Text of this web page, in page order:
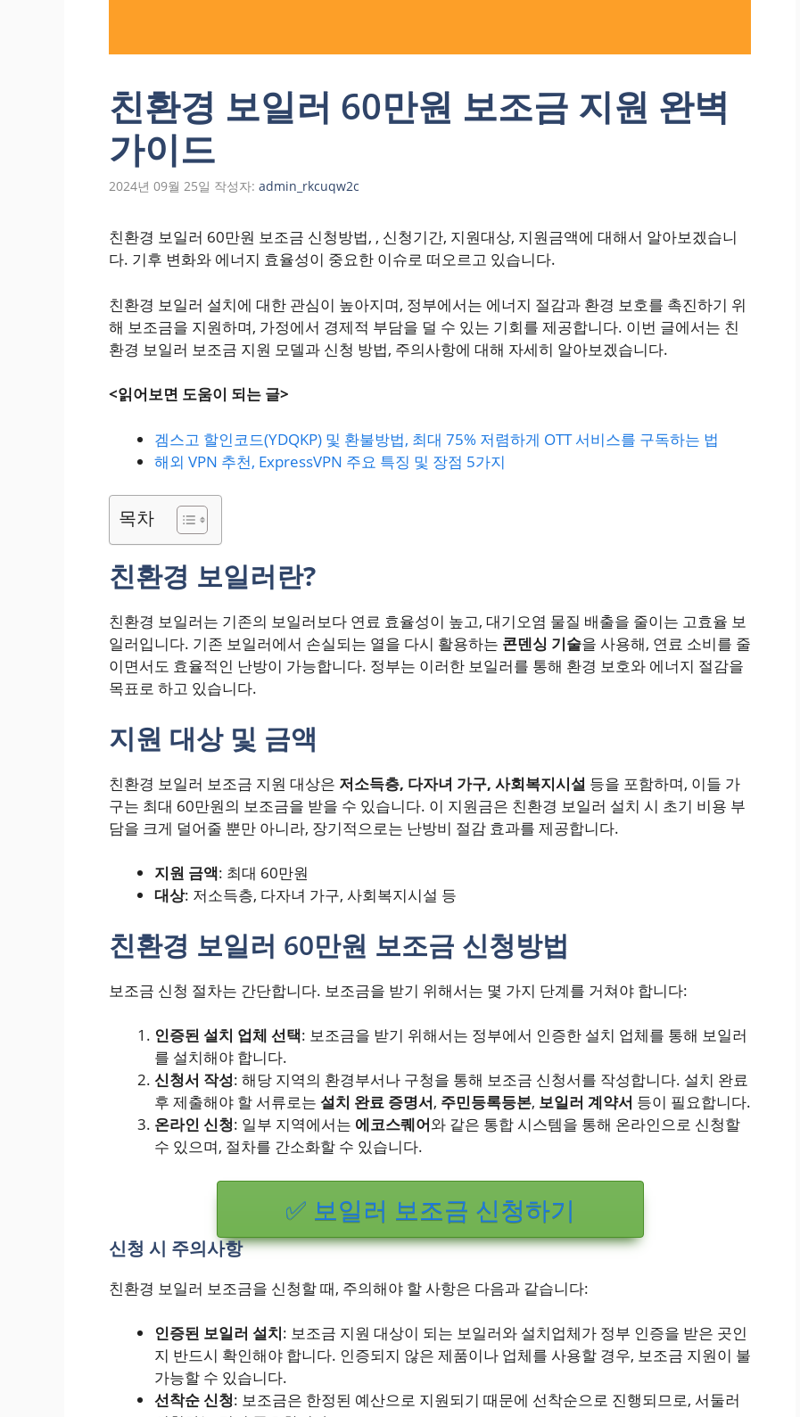
친환경 보일러 60만원 보조금 지원 완벽
가이드
2024년 09월 25일 작성자: admin_rkcuqw2c
친환경 보일러 60만원 보조금 신청방법, , 신청기간, 지원대상, 지원금액에 대해서 알아보겠습니
다. 기후 변화와 에너지 효율성이 중요한 이슈로 떠오르고 있습니다.
친환경 보일러 설치에 대한 관심이 높아지며, 정부에서는 에너지 절감과 환경 보호를 촉진하기 위
해 보조금을 지원하며, 가정에서 경제적 부담을 덜 수 있는 기회를 제공합니다. 이번 글에서는 친
환경 보일러 보조금 지원 모델과 신청 방법, 주의사항에 대해 자세히 알아보겠습니다.
<읽어보면 도움이 되는 글>
겜스고 할인코드(YDQKP) 및 환불방법, 최대 75% 저렴하게 OTT 서비스를 구독하는 법
해외 VPN 추천, ExpressVPN 주요 특징 및 장점 5가지
목차
친환경 보일러란?
친환경 보일러는 기존의 보일러보다 연료 효율성이 높고, 대기오염 물질 배출을 줄이는 고효율 보
일러입니다. 기존 보일러에서 손실되는 열을 다시 활용하는 콘덴싱 기술을 사용해, 연료 소비를 줄
이면서도 효율적인 난방이 가능합니다. 정부는 이러한 보일러를 통해 환경 보호와 에너지 절감을
목표로 하고 있습니다.
지원 대상 및 금액
친환경 보일러 보조금 지원 대상은 저소득층, 다자녀 가구, 사회복지시설 등을 포함하며, 이들 가
구는 최대 60만원의 보조금을 받을 수 있습니다. 이 지원금은 친환경 보일러 설치 시 초기 비용 부
담을 크게 덜어줄 뿐만 아니라, 장기적으로는 난방비 절감 효과를 제공합니다.
지원 금액: 최대 60만원
대상: 저소득층, 다자녀 가구, 사회복지시설 등
친환경 보일러 60만원 보조금 신청방법
보조금 신청 절차는 간단합니다. 보조금을 받기 위해서는 몇 가지 단계를 거쳐야 합니다:
인증된 설치 업체 선택: 보조금을 받기 위해서는 정부에서 인증한 설치 업체를 통해 보일러
를 설치해야 합니다.
신청서 작성: 해당 지역의 환경부서나 구청을 통해 보조금 신청서를 작성합니다. 설치 완료
후 제출해야 할 서류로는 설치 완료 증명서, 주민등록등본, 보일러 계약서 등이 필요합니다.
온라인 신청: 일부 지역에서는 에코스퀘어와 같은 통합 시스템을 통해 온라인으로 신청할
수 있으며, 절차를 간소화할 수 있습니다.
✅ 보일러 보조금 신청하기
신청 시 주의사항
친환경 보일러 보조금을 신청할 때, 주의해야 할 사항은 다음과 같습니다:
인증된 보일러 설치: 보조금 지원 대상이 되는 보일러와 설치업체가 정부 인증을 받은 곳인
지 반드시 확인해야 합니다. 인증되지 않은 제품이나 업체를 사용할 경우, 보조금 지원이 불
가능할 수 있습니다.
선착순 신청: 보조금은 한정된 예산으로 지원되기 때문에 선착순으로 진행되므로, 서둘러